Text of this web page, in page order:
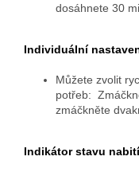
dosáhnete 30
Individuální
Můžete zvolit
potřeb:
zmáčkněte
Indikátor stavu